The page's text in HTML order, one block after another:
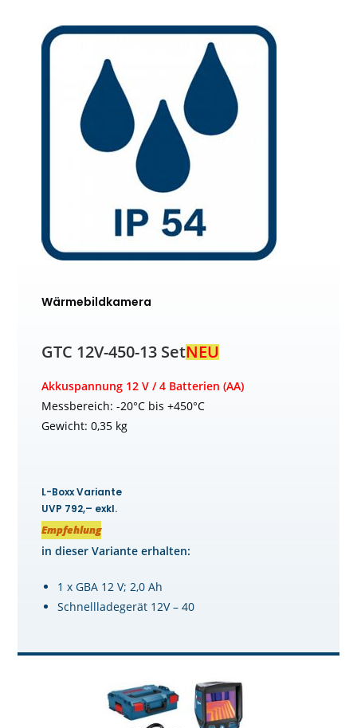
Wärmebildkamera
GTC 12V-450-13 SetNEU
Akkuspannung 12 V / 4 Batterien (AA)
Messbereich: -20°C bis +450°C
Gewicht: 0,35 kg
L-Boxx Variante
UVP 792,– exkl.
Empfehlung
in dieser Variante erhalten:
1 x GBA 12 V; 2,0 Ah
Schnellladegerät 12V – 40